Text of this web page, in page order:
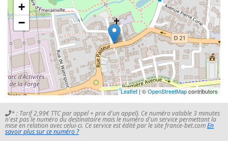
+
−
Leaflet | ©OpenStreetMapcontributors
* : Tarif 2,99€ TTC par appel + prix d'un appel). Ce numéro valable 3 minutes
n'est pas le numéro du destinataire mais le numéro d'un service permettant la
mise en relation avec celui-ci. Ce service est édité par le site france-bet.comEn
savoir plus sur ce numéro ?